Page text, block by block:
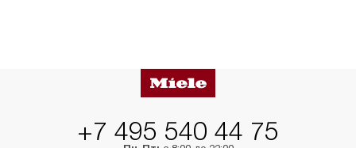
+7 495 540 44 75